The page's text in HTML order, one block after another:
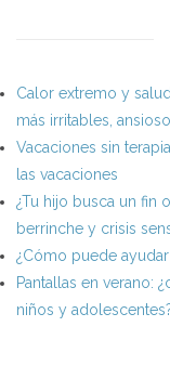
Calor extremo y
más irritables,
Vacaciones sin
las vacaciones
¿Tu hijo busca un fin
berrinche y crisis
¿Cómo puede
Pantallas en verano:
niños y